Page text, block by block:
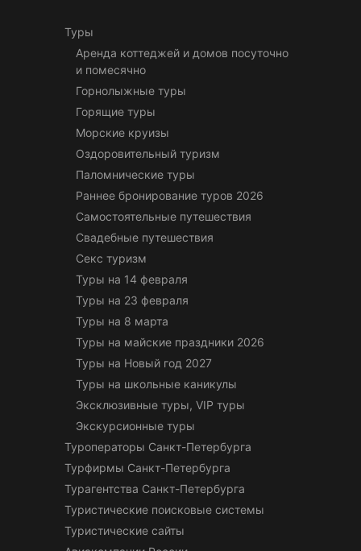
Туры
Аренда коттеджей и домов посуточно
и помесячно
Горнолыжные туры
Горящие туры
Морские круизы
Оздоровительный туризм
Паломнические туры
Раннее бронирование туров 2026
Самостоятельные путешествия
Свадебные путешествия
Секс туризм
Туры на 14 февраля
Туры на 23 февраля
Туры на 8 марта
Туры на майские праздники 2026
Туры на Новый год 2027
Туры на школьные каникулы
Эксклюзивные туры, VIP туры
Экскурсионные туры
Туроператоры Санкт-Петербурга
Турфирмы Санкт-Петербурга
Турагентства Санкт-Петербурга
Туристические поисковые системы
Туристические сайты